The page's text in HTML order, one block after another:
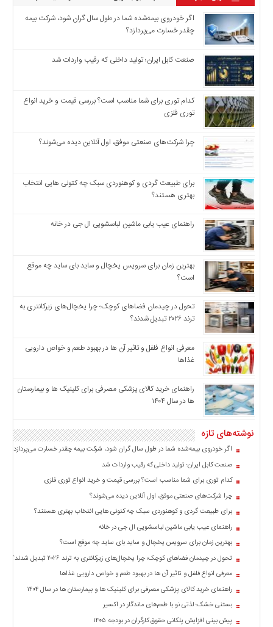
اگر خودروی بیمه‌شده شما در طول سال گران شود، شرکت بیمه
چقدر خسارت می‌پردازد؟
صنعت کابل ایران؛ تولید داخلی که رقیب واردات شد
کدام توری برای شما مناسب است؟ بررسی قیمت و خرید انواع
توری فلزی
چرا شرکت‌های صنعتی موفق، اول آنلاین دیده می‌شوند؟
برای طبیعت گردی و کوهنوردی سبک چه کتونی هایی انتخاب
بهتری هستند؟
راهنمای عیب یابی ماشین لباسشویی ال جی در خانه
بهترین زمان برای سرویس یخچال و ساید بای ساید چه موقع
است؟
تحول در چیدمان فضاهای کوچک؛ چرا یخچال‌های زیرکانتری به
ترند ۲۰۲۶ تبدیل شدند؟
معرفی انواع فلفل و تاثیر آن ‌ها در بهبود طعم و خواص دارویی
غذاها
راهنمای خرید کالای پزشکی مصرفی برای کلینیک ها و بیمارستان
ها در سال ۱۴۰۴
نوشته‌های تازه
اگر خودروی بیمه‌شده شما در طول سال گران شود، شرکت بیمه چقدر خسارت می‌پردازد؟
صنعت کابل ایران؛ تولید داخلی که رقیب واردات شد
کدام توری برای شما مناسب است؟ بررسی قیمت و خرید انواع توری فلزی
چرا شرکت‌های صنعتی موفق، اول آنلاین دیده می‌شوند؟
برای طبیعت گردی و کوهنوردی سبک چه کتونی هایی انتخاب بهتری هستند؟
راهنمای عیب یابی ماشین لباسشویی ال جی در خانه
بهترین زمان برای سرویس یخچال و ساید بای ساید چه موقع است؟
تحول در چیدمان فضاهای کوچک؛ چرا یخچال‌های زیرکانتری به ترند ۲۰۲۶ تبدیل شدند؟
معرفی انواع فلفل و تاثیر آن ‌ها در بهبود طعم و خواص دارویی غذاها
راهنمای خرید کالای پزشکی مصرفی برای کلینیک ها و بیمارستان ها در سال ۱۴۰۴
بستنی خشک؛ لذتی نو با طعم‌های ماندگار در اکسیر
پیش بینی افزایش پلکانی حقوق کارگران در بودجه ۱۴۰۵